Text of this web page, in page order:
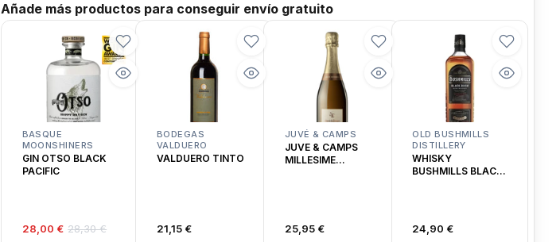
Añade más productos para conseguir envío gratuito
BASQUE
MOONSHINERS
GIN OTSO BLACK
PACIFIC
28,00 € 28,30 €
BODEGAS
VALDUERO
VALDUERO TINTO
21,15 €
JUVÉ & CAMPS
JUVE & CAMPS
MILLESIME
25,95 €
OLD BUSHMILLS
DISTILLERY
WHISKY
BUSHMILLS BLACK
24,90 €